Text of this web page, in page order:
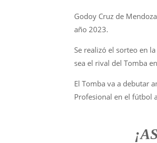
Godoy Cruz de
año 2023.
Se realizó el sorteo en
sea el rival del Tomba
El Tomba va a debutar
Profesional en el fútbol